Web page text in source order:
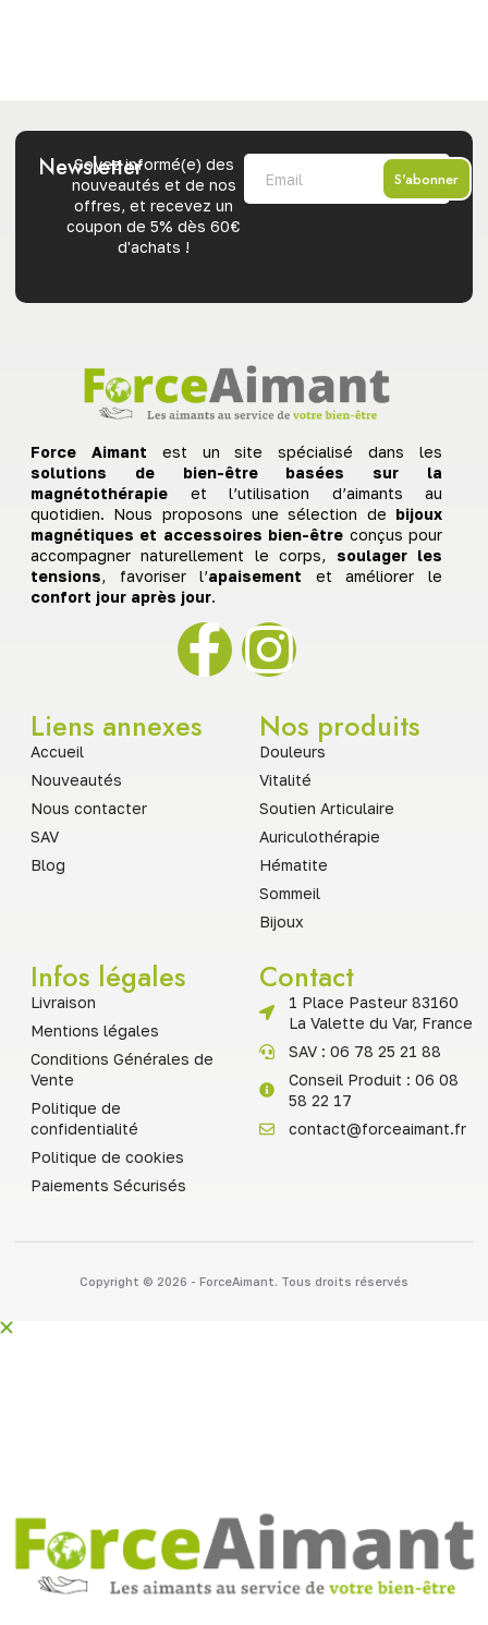
Newsletter
Soyez informé(e) des
nouveautés et de nos
offres, et recevez un
coupon de 5% dès 60€
d'achats !
S'abonner
Force Aimant est un site spécialisé dans les
solutions de bien-être basées sur la
magnétothérapie et l’utilisation d’aimants au
quotidien. Nous proposons une sélection de bijoux
magnétiques et accessoires bien-être conçus pour
accompagner naturellement le corps, soulager les
tensions, favoriser l’apaisement et améliorer le
confort jour après jour.
Liens annexes
Accueil
Nouveautés
Nous contacter
SAV
Blog
Nos produits
Douleurs
Vitalité
Soutien Articulaire
Auriculothérapie
Hématite
Sommeil
Bijoux
Infos légales
Livraison
Mentions légales
Conditions Générales de
Vente
Politique de
confidentialité
Politique de cookies
Paiements Sécurisés
Contact
1 Place Pasteur 83160
La Valette du Var, France
SAV : 06 78 25 21 88
Conseil Produit : 06 08
58 22 17
contact@forceaimant.fr
Copyright © 2026 - ForceAimant. Tous droits réservés